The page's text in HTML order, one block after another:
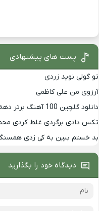
پست های پیشنهادی
تو گولی نوید زردی
آرزوی من علی کاظمی
دانلود گلچین 100 آهنگ برتر دهه 90
تکس دادی برگردی غلط کردی
بد خستم ببین به کی زدی
دیدگاه خود را بگذارید